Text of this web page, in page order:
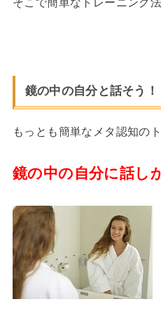
鏡の中の自分と話そう！
もっとも簡単なメタ認知の
鏡の中の自分に話し